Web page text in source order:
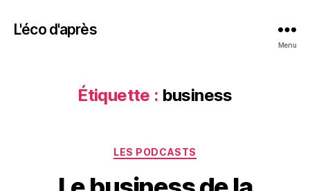
L'éco d'après
Menu
Étiquette : business
Catégories
LES PODCASTS